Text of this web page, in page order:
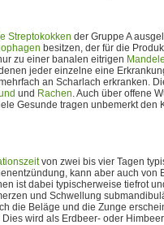
Streptokokken der Gruppe A
besitzen, der für die
zu einer banalen eitrigen
jeder einzelne eine
an Scharlach erkranken.
und Rachen. Auch über offene
Gesunde tragen unbemerkt den
von zwei bis vier Tagen
kann aber auch von
ist dabei typischerweise tiefrot
und Schwellung
die Beläge und die Zunge
Dies wird als Erdbeer- oder